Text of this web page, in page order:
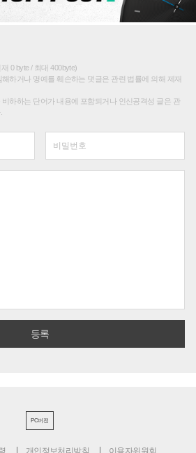
0 byte / 최대 400byte)
하거나 명예를 훼손하는 댓글은 관련 법률에 의해 제재
하하는 단어가 내용에 포함되거나 인신공격성 글은 관
PC버전